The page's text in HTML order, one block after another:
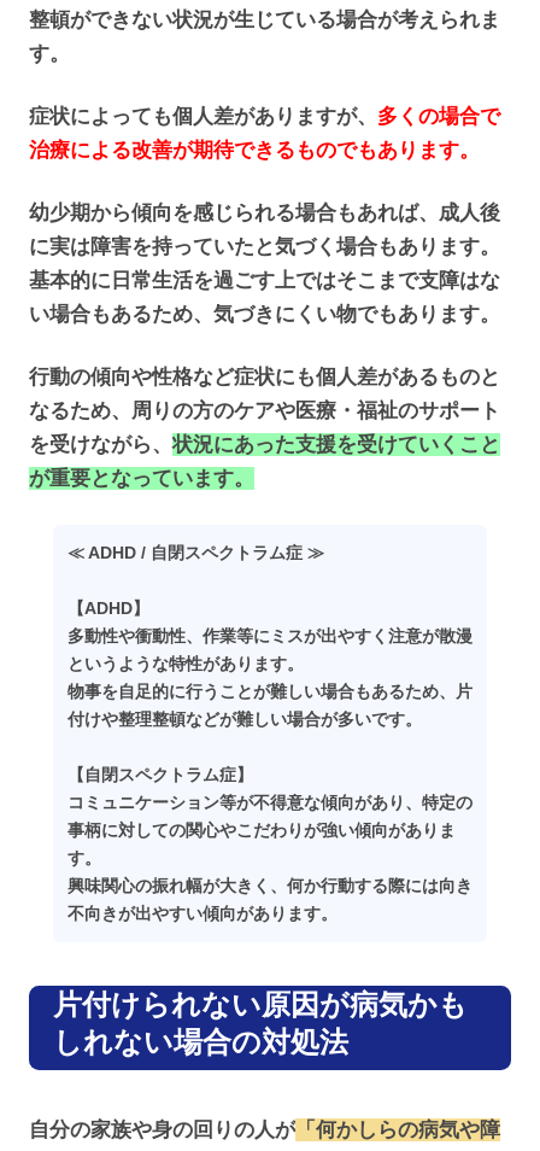
整頓ができない状況が生じている場合が考えられま
す。
症状によっても個人差がありますが、 多くの場合で
治療による改善が期待できるものでもあります。
幼少期から傾向を感じられる場合もあれば、成人後
に実は障害を持っていたと気づく場合もあります。
基本的に日常生活を過ごす上ではそこまで支障はな
い場合もあるため、気づきにくい物でもあります。
行動の傾向や性格など症状にも個人差があるものと
なるため、周りの方のケアや医療・福祉のサポート
を受けながら、状況にあった支援を受けていくこと
が重要となっています。
≪ ADHD / 自閉スペクトラム症 ≫
【ADHD】
多動性や衝動性、作業等にミスが出やすく注意が散漫
というような特性があります。
物事を自足的に行うことが難しい場合もあるため、片
付けや整理整頓などが難しい場合が多いです。
【自閉スペクトラム症】
コミュニケーション等が不得意な傾向があり、特定の
事柄に対しての関心やこだわりが強い傾向がありま
す。
興味関心の振れ幅が大きく、何か行動する際には向き
不向きが出やすい傾向があります。
片付けられない原因が病気かも
しれない場合の対処法
自分の家族や身の回りの人が「何かしらの病気や障